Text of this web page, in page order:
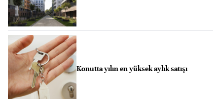
Konutta yılın en yüksek aylık satışı